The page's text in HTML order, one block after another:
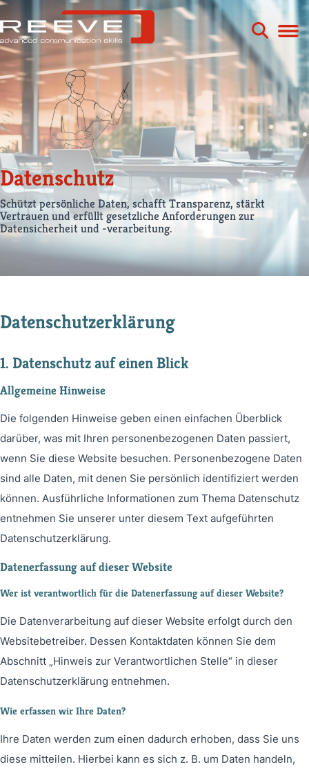
Zum
Inhalt
springen
Datenschutz
Schützt persönliche Daten, schafft Transparenz, stärkt
Vertrauen und erfüllt gesetzliche Anforderungen zur
Datensicherheit und -verarbeitung.
Datenschutzerklärung
1. Datenschutz auf einen Blick
Allgemeine Hinweise
Die folgenden Hinweise geben einen einfachen Überblick
darüber, was mit Ihren personenbezogenen Daten passiert,
wenn Sie diese Website besuchen. Personenbezogene Daten
sind alle Daten, mit denen Sie persönlich identifiziert werden
können. Ausführliche Informationen zum Thema Datenschutz
entnehmen Sie unserer unter diesem Text aufgeführten
Datenschutzerklärung.
Datenerfassung auf dieser Website
Wer ist verantwortlich für die Datenerfassung auf dieser Website?
Die Datenverarbeitung auf dieser Website erfolgt durch den
Websitebetreiber. Dessen Kontaktdaten können Sie dem
Abschnitt „Hinweis zur Verantwortlichen Stelle“ in dieser
Datenschutzerklärung entnehmen.
Wie erfassen wir Ihre Daten?
Ihre Daten werden zum einen dadurch erhoben, dass Sie uns
diese mitteilen. Hierbei kann es sich z. B. um Daten handeln,